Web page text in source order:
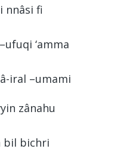
nnâsi fi
‘amma
iral –umami
zânahu
bil bichri